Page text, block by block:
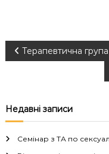
Н
в
і
Терапевтична
Недавні записи
Семінар з ТА по